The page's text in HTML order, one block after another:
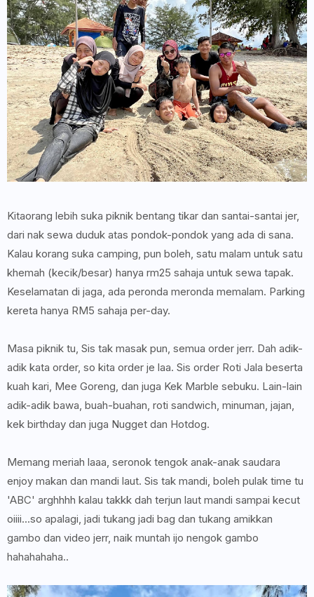
Kitaorang lebih suka piknik bentang tikar dan santai-santai jer,
dari nak sewa duduk atas pondok-pondok yang ada di sana.
Kalau korang suka camping, pun boleh, satu malam untuk satu
khemah (kecik/besar) hanya rm25 sahaja untuk sewa tapak.
Keselamatan di jaga, ada peronda meronda memalam. Parking
kereta hanya RM5 sahaja per-day.
Masa piknik tu, Sis tak masak pun, semua order jerr. Dah adik-
adik kata order, so kita order je laa. Sis order Roti Jala beserta
kuah kari, Mee Goreng, dan juga Kek Marble sebuku. Lain-lain
adik-adik bawa, buah-buahan, roti sandwich, minuman, jajan,
kek birthday dan juga Nugget dan Hotdog.
Memang meriah laaa, seronok tengok anak-anak saudara
enjoy makan dan mandi laut. Sis tak mandi, boleh pulak time tu
'ABC' arghhhh kalau takkk dah terjun laut mandi sampai kecut
oiiii...so apalagi, jadi tukang jadi bag dan tukang amikkan
gambo dan video jerr, naik muntah ijo nengok gambo
hahahahaha..